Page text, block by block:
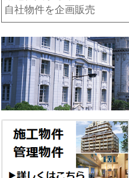
自社物件を企画販売